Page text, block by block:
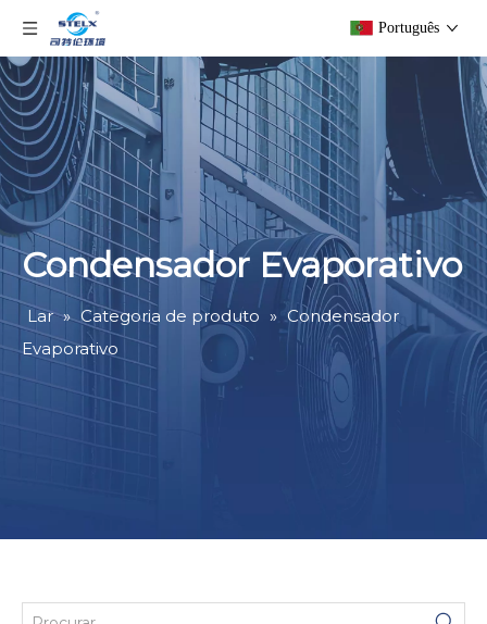
Português
Condensador Evaporativo
Lar » Categoria de produto » Condensador
Evaporativo